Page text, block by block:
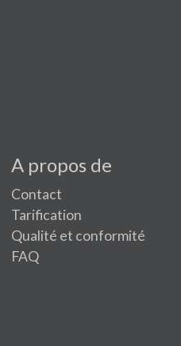
A propos de
Contact
Tarification
Qualité et conformité
FAQ